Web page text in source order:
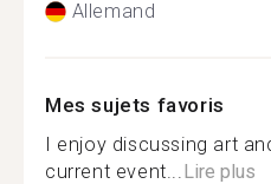
Allemand
Mes sujets favoris
I enjoy discussing art
current event...Lire plus